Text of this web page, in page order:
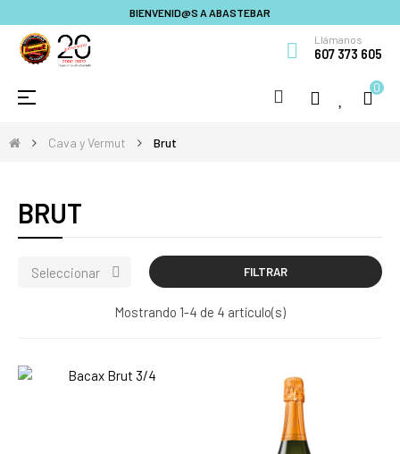
BIENVENID@S A ABASTEBAR
Llámanos
607 373 605
0
Navegación
☰
Cava y Vermut Brut
BRUT
Seleccionar  FILTRAR
Mostrando 1-4 de 4 artículo(s)